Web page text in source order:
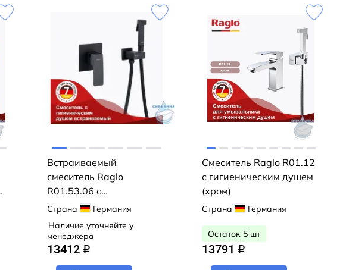
Встраиваемый
смеситель Raglo
R01.53.06 с
гигиеническим душем
(черный)
Страна
Германия
Наличие уточняйте у
менеджера
13412 q
Смеситель Raglo R01.12
с гигиеническим душем
(хром)
Страна Германия
Остаток 5 шт
13791 q